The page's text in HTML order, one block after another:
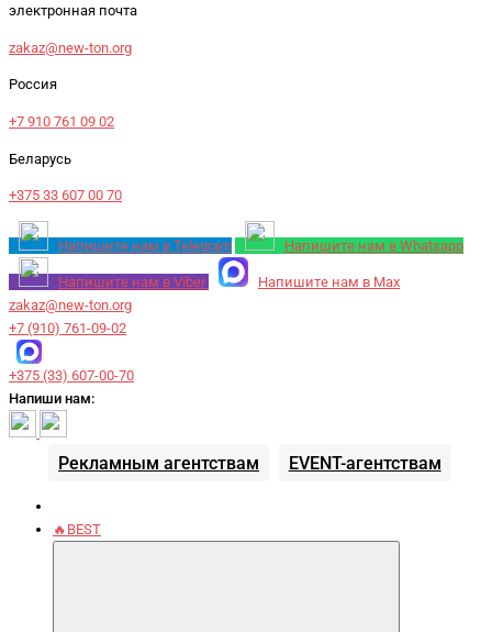
электронная почта
zakaz@new-ton.org
Россия
+7 910 761 09 02
Беларусь
+375 33 607 00 70
Напишите нам в Telegram Напишите нам в Whatsapp
Напишите нам в Viber
Напишите нам в Max
zakaz@new-ton.org
+7 (910) 761-09-02
+375 (33) 607-00-70
Напиши нам:
Рекламным агентствам EVENT-агентствам
🔥BEST